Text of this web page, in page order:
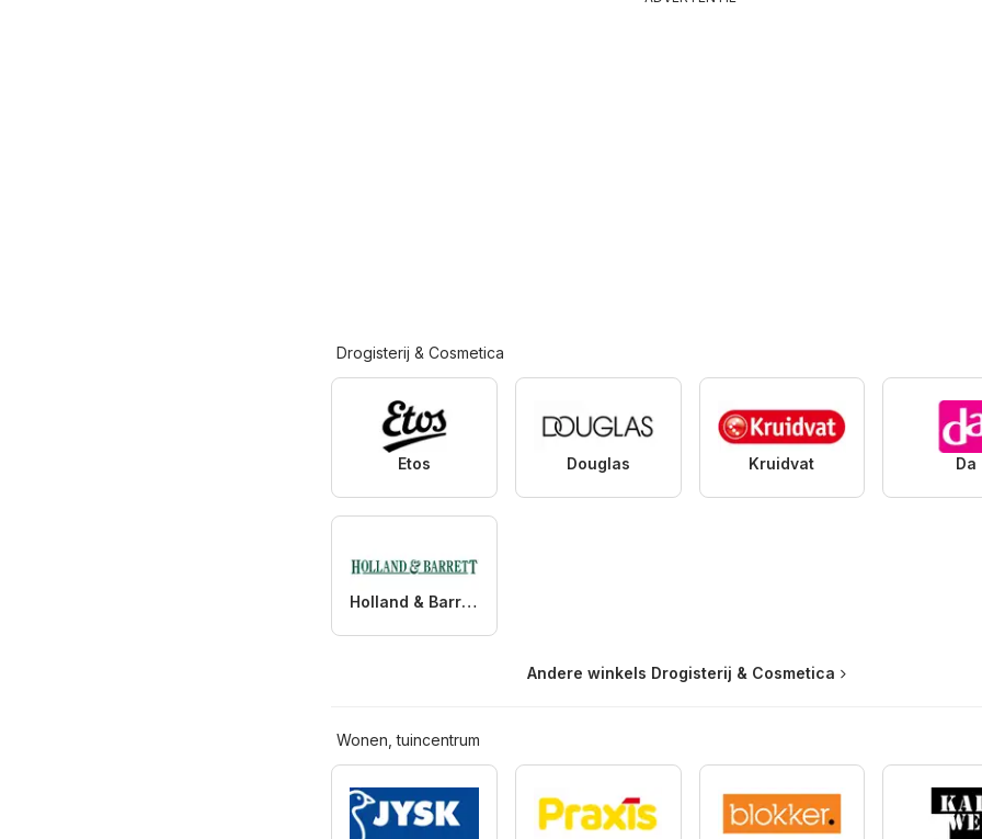
Drogisterij & Cosmetica
Etos Douglas Kruidvat Da
Holland & Barrett
Andere winkels Drogisterij & Cosmetica
Wonen, tuincentrum